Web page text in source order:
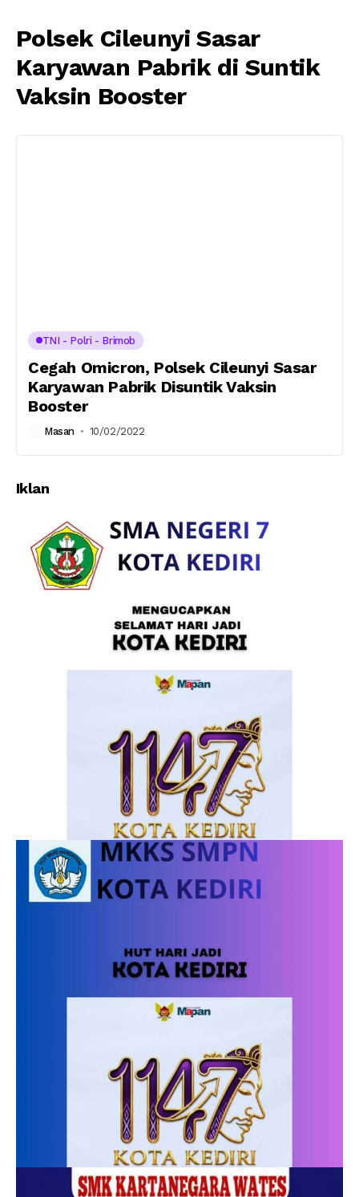
Polsek Cileunyi Sasar
Karyawan Pabrik di Suntik
Vaksin Booster
TNI - Polri - Brimob
Cegah Omicron, Polsek Cileunyi Sasar
Karyawan Pabrik Disuntik Vaksin
Booster
Masan 10/02/2022
Iklan